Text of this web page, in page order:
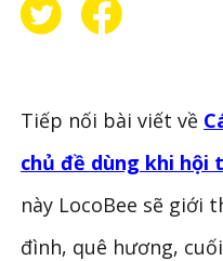
Tiếp nối bài viết về
chủ đề dùng khi hội
này LocoBee sẽ giới
đình, quê hương,